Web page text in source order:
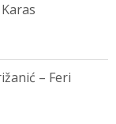
– Feri